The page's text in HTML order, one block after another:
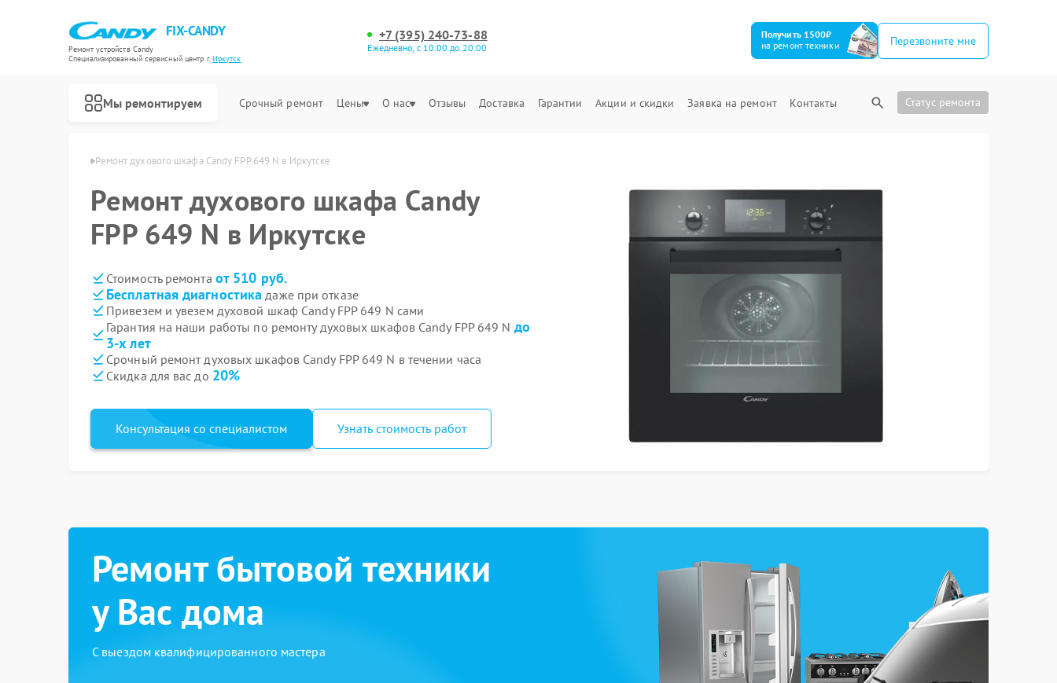
FIX-CANDY
Ремонт устройств Candy
Специализированный cервисный центр г.Иркутск
+7 (395) 240-73-88
Ежедневно, с 10:00 до 20:00
Получить 1500₽
на ремонт техники
Перезвоните мне
Мы ремонтируем Срочный ремонт Цены О нас Отзывы Доставка Гарантии Акции и скидки Заявка на ремонт Контакты Статус ремонта
Ремонт духового шкафа Candy FPP 649 N в Иркутске
Ремонт духового шкафа Candy
FPP 649 N в Иркутске
Стоимость ремонта от 510 руб.
Бесплатная диагностика даже при отказе
Привезем и увезем духовой шкаф Candy FPP 649 N сами
Гарантия на наши работы по ремонту духовых шкафов Candy FPP 649 N до
3-х лет
Срочный ремонт духовых шкафов Candy FPP 649 N в течении часа
Скидка для вас до 20%
Консультация со специалистом Узнать стоимость работ
Ремонт бытовой техники
у Вас дома
С выездом квалифицированного мастера